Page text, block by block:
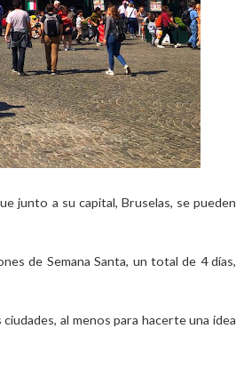
junto a su capital, Bruselas, se pueden
de Semana Santa, un total de 4 días,
al menos para hacerte una idea